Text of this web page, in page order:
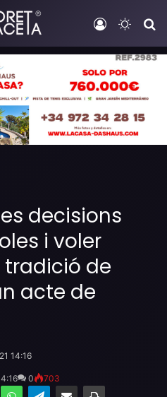
Iniciar
decisions
i voler
de
acte de
14:16
0 703
WhatsAppTelegramCompartir por email Imprimir